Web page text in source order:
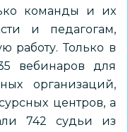
команды и их
и педагогам,
работу. Только в
вебинаров для
организаций,
центров, а
742 судьи из